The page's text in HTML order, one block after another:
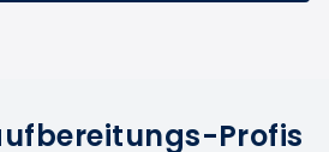
Profis